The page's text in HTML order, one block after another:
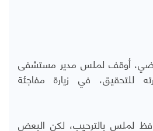
أوقف لملس مدير مستشفى
للتحقيق، في زيارة مفاجئة
لملس بالترحيب، لكن البعض